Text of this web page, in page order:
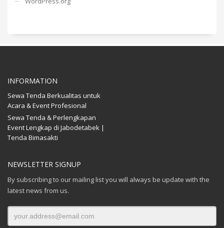
INFORMATION
Sewa Tenda Berkualitas untuk
Acara & Event Profesional
Sewa Tenda & Perlengkapan
Event Lengkap di Jabodetabek |
Tenda Bimasakti
NEWSLETTER SIGNUP
By subscribing to our mailing list you will always be update with the
latest news from us.